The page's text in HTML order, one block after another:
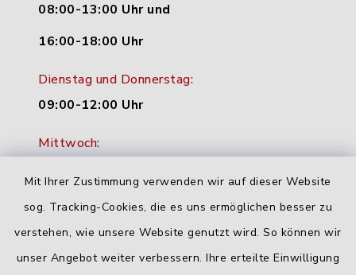
Mit Ihrer Zustimmung verwenden wir auf dieser Website
sog. Tracking-Cookies, die es uns ermöglichen besser zu
verstehen, wie unsere Website genutzt wird. So können wir
unser Angebot weiter verbessern. Ihre erteilte Einwilligung
08:00-13:00 Uhr und
16:00-18:00 Uhr
Dienstag und Donnerstag:
09:00-12:00 Uhr
Mittwoch:
Freitag:
geschlossen